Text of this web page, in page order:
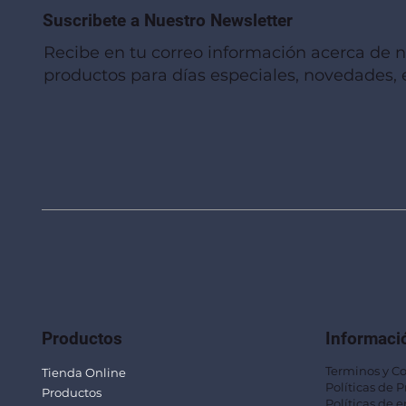
Suscribete a Nuestro Newsletter
Recibe en tu correo información acerca de
productos para días especiales, novedades,
Productos
Tienda Online
Productos
Terminos y
Políticas de